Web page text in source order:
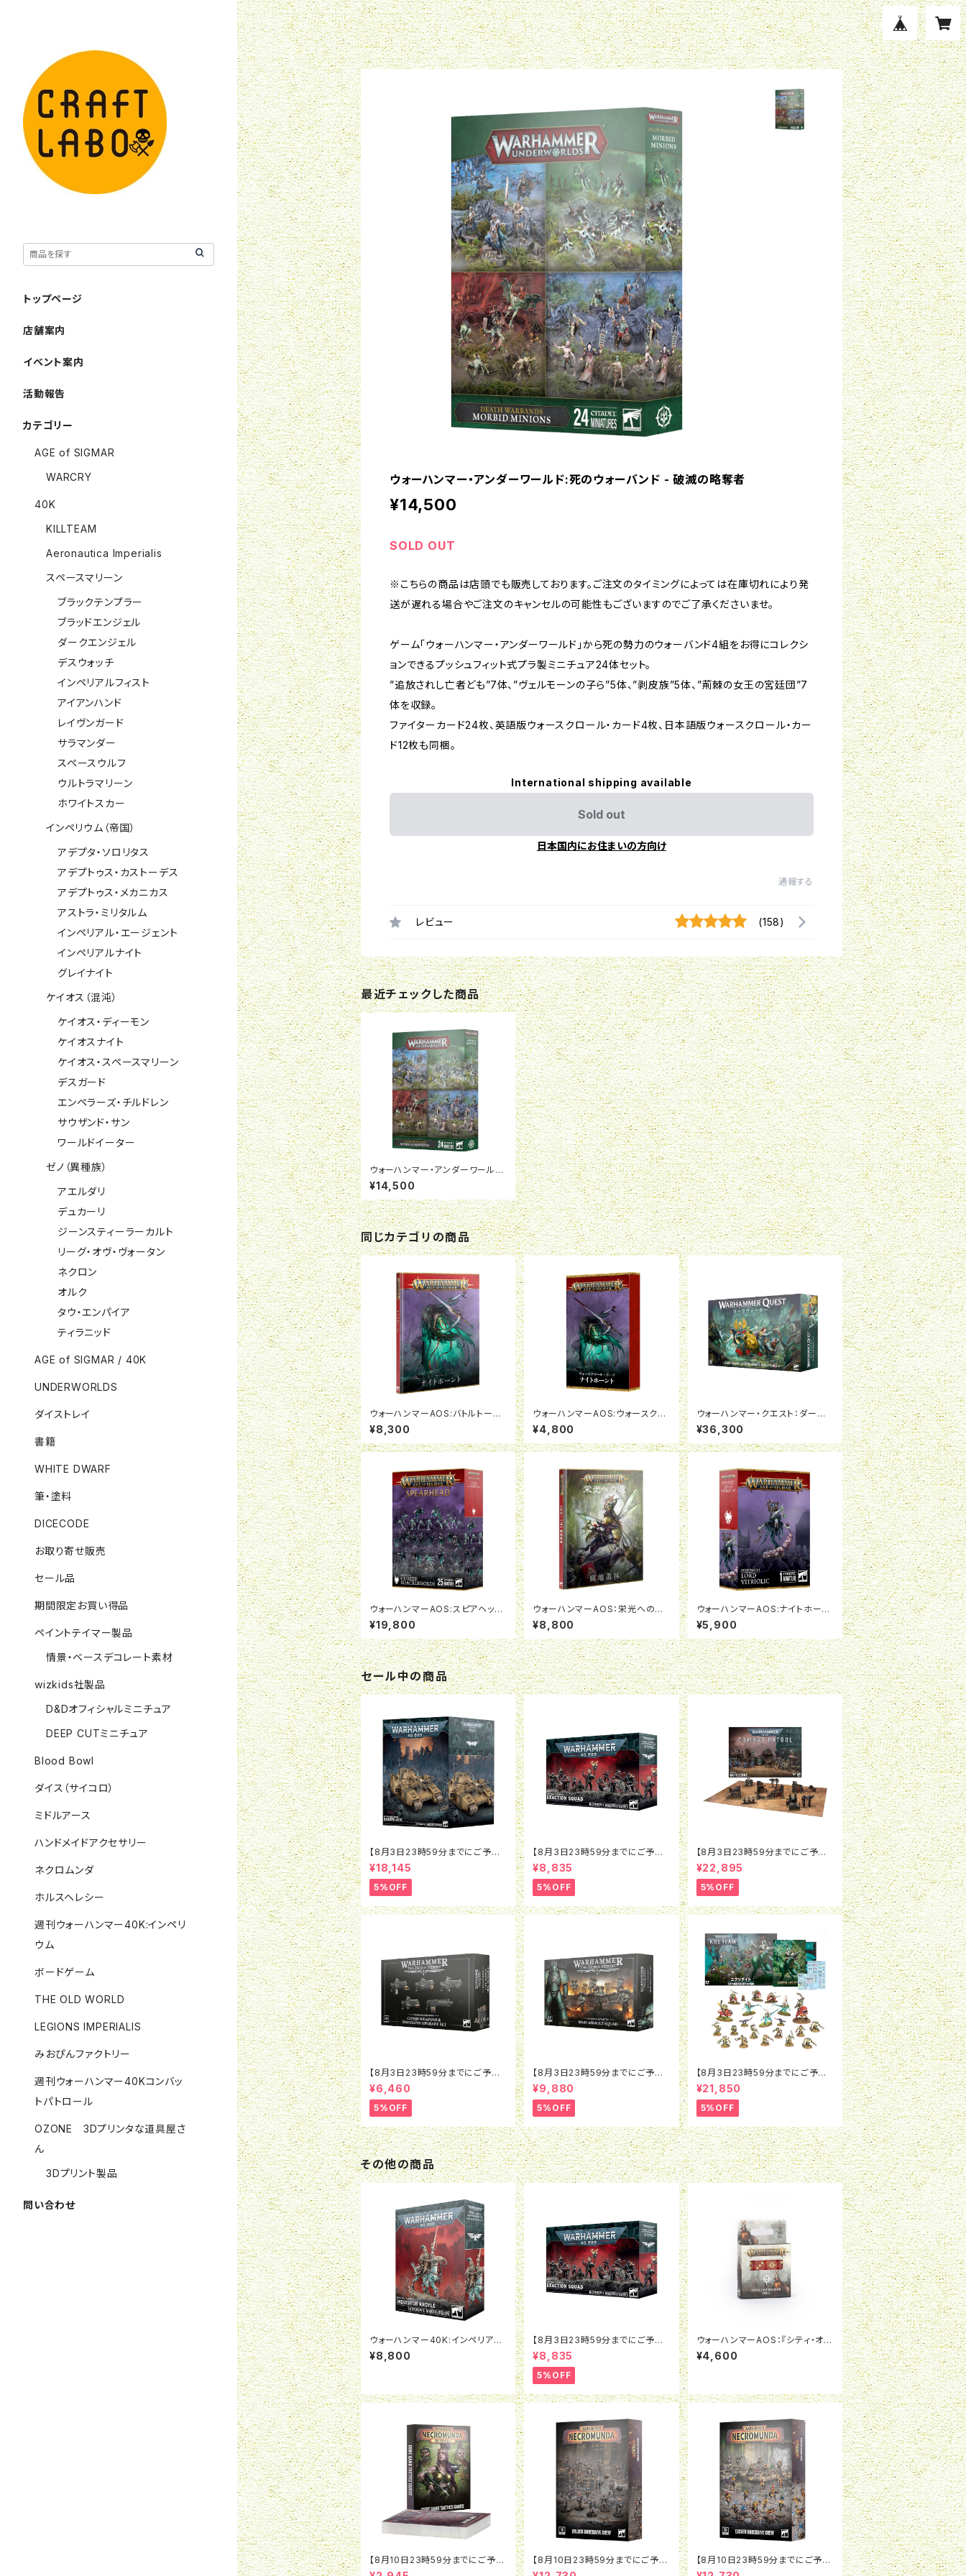
ウォーハンマー・アンダーワールド:死のウォーバンド - 破滅の略奪者
¥14,500
SOLD OUT
※こちらの商品は店頭でも販売しております。ご注文のタイミングによっては在庫切れにより発
送が遅れる場合やご注文のキャンセルの可能性もございますのでご了承くださいませ。
ゲーム「ウォーハンマー・アンダーワールド」から死の勢力のウォーバンド4組をお得にコレクシ
ョンできるプッシュフィット式プラ製ミニチュア24体セット。
”追放されし亡者ども”7体、”ヴェルモーンの子ら”5体、”剥皮族”5体、”荊棘の女王の宮廷団”7
体を収録。
ファイターカード24枚、英語版ウォースクロール・カード4枚、日本語版ウォースクロール・カー
ド12枚も同梱。
International shipping available
Sold out
日本国内にお住まいの方向け
通報する
レビュー (158)
最近チェックした商品
ウォーハンマー・アンダーワールド:
死のウォーバンド - 破滅の略奪者
¥14,500
同じカテゴリの商品
ウォーハンマーAOS:バトルトーム:
ナイトホーント(日本語版)
¥8,300
ウォーハンマーAOS:ウォースクロ
ールカード:ナイトホーント(日本語
版)
¥4,800
ウォーハンマー・クエスト：ダーク
ウォーター（日本語版）
¥36,300
ウォーハンマーAOS:スピアヘッド:
ナイトホーント:呪われし咎者の群
れ
¥19,800
ウォーハンマーAOS：栄光への道：
腐地叢林（日本語版）
¥8,800
ウォーハンマーAOS:ナイトホーン
ト:ロード・ヴィトリオリック
¥5,900
セール中の商品
【8月3日23時59分までにご予約
で5％OFF】ウォーハンマー40K：
アストラ・ミリタルム：ベインブレイ
ド
¥18,145
5%OFF
【8月3日23時59分までにご予約
で5％OFF】ウォーハンマー40K：
インペリアル・エージェント：エグ
ザクション・スカッド
¥8,835
5%OFF
【8月3日23時59分までにご予約
で5％OFF】ウォーハンマー40K：
コンバットパトロール：バトルゾーン
¥22,895
5%OFF
【8月3日23時59分までにご予約
で5％OFF】ホルスヘレシー：レギ
オネス・アスタルテス：コンビウェポ
ン＆ショットガン アップグレード
¥6,460
5%OFF
【8月3日23時59分までにご予約
で5％OFF】ホルスヘレシー：レギ
オネス・アスタルテス：MkIV アサル
ト・スカッド
¥9,880
5%OFF
【8月3日23時59分までにご予約
で5％OFF】ウォーハンマー40K：
キルチーム：エクソダイト（日本語
版）
¥21,850
5%OFF
その他の商品
ウォーハンマー40K:インペリア
ル・エージェント：異端審問官クロ
イル
¥8,800
【8月3日23時59分までにご予約
で5％OFF】ウォーハンマー40K：
インペリアル・エージェント：エグ
ザクション・スカッド
¥8,835
5%OFF
ウォーハンマーAOS：『シティ・オ
ヴ・シグマー』ダイス
¥4,600
【8月10日23時59分までにご予約
で5％OFF】ネクロムンダ：コアギ
【8月10日23時59分までにご予約
で5％OFF】ネクロムンダ：オーロ
【8月10日23時59分までにご予約
で5％OFF】ネクロムンダ： エッシ
トップページ
店舗案内
イベント案内
活動報告
カテゴリー
AGE of SIGMAR
WARCRY
40K
KILLTEAM
Aeronautica Imperialis
スペースマリーン
ブラックテンプラー
ブラッドエンジェル
ダークエンジェル
デスウォッチ
インペリアルフィスト
アイアンハンド
レイヴンガード
サラマンダー
スペースウルフ
ウルトラマリーン
ホワイトスカー
インペリウム（帝国）
アデプタ・ソロリタス
アデプトゥス・カストーデス
アデプトゥス・メカニカス
アストラ・ミリタルム
インペリアル・エージェント
インペリアルナイト
グレイナイト
ケイオス（混沌）
ケイオス・ディーモン
ケイオスナイト
ケイオス・スペースマリーン
デスガード
エンペラーズ・チルドレン
サウザンド・サン
ワールドイーター
ゼノ（異種族）
アエルダリ
デュカーリ
ジーンスティーラーカルト
リーグ・オヴ・ヴォータン
ネクロン
オルク
タウ・エンパイア
ティラニッド
AGE of SIGMAR / 40K
UNDERWORLDS
ダイストレイ
書籍
WHITE DWARF
筆・塗料
DICECODE
お取り寄せ販売
セール品
期間限定お買い得品
ペイントテイマー製品
情景・ベースデコレート素材
wizkids社製品
D&Dオフィシャルミニチュア
DEEP CUTミニチュア
Blood Bowl
ダイス（サイコロ）
ミドルアース
ハンドメイドアクセサリー
ネクロムンダ
ホルスヘレシー
週刊ウォーハンマー40K:インペリ
ウム
ボードゲーム
THE OLD WORLD
LEGIONS IMPERIALIS
みおぴんファクトリー
週刊ウォーハンマー40Kコンバッ
トパトロール
OZONE 3Dプリンタな道具屋さ
ん
3Dプリント製品
問い合わせ